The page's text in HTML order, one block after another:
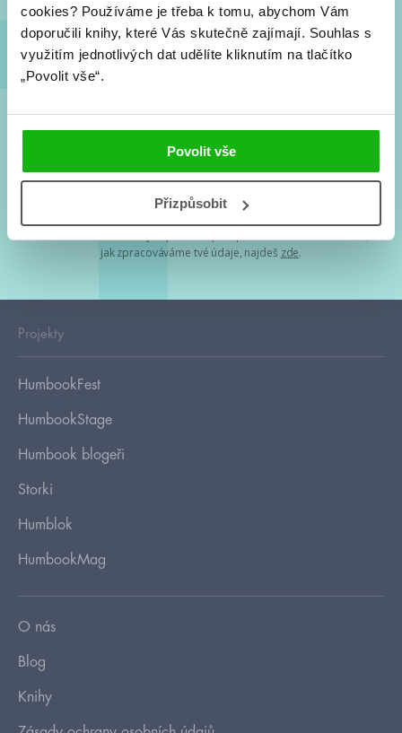
cookies? Používáme je třeba k tomu, abychom Vám
doporučili knihy, které Vás skutečně zajímají. Souhlas s
využitím jednotlivých dat udělíte kliknutím na tlačítko
„Povolit vše“.
Povolit vše
Přizpůsobit
Souhlasím spodmínkami zpracování osobních údajů
Tvá e-mailová adresa je u nás v bezpečí. Přečti si
jak zpracováváme tvé údaje, najdeš zde.
Projekty
HumbookFest
HumbookStage
Humbook blogeři
Storki
Humblok
HumbookMag
O nás
Blog
Knihy